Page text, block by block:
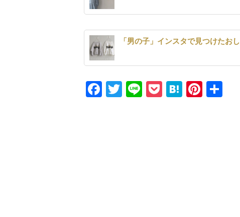
「男の子」インスタで見つけた
Facebook
Twitter
LinePocket
Hatena